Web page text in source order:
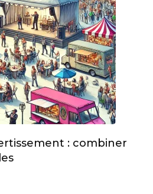
: combiner